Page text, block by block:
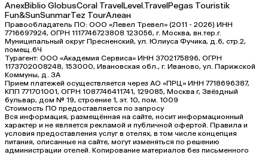
AnexBiblio GlobusCoral TravelLevel.TravelPegas Touristik
Fun&SunSunmarTez TourАлеан
Правообладатель ПО: ООО «Левел Тревел» (2011 - 2026) ИНН
7716697924, ОГРН 1117746723808 123056, г. Москва, вн.тер.г.
Муниципальный округ Пресненский, ул. Юлиуса Фучика, д.6, стр.2,
помещ.6Ч
Турагент: ООО «Академия Сервиса» ИНН 3702175896, ОГРН
1173702008248, 153000, Ивановская обл., г. Иваново, ул. Парижской
Коммуны, д. ЗА
Прием платежей осуществляется через АО «ПРЦ» ИНН 7718696387,
КПП 771701001, ОГРН 1087746411741, 129085, Москва г, Звёздный
бульвар, дом № 19, строение 1, эт. 10, пом. 1009
Стоимость ПО предоставляется по запросу
Вся информация, размещённая на сайте, носит информационный
характер и не является рекламой и публичной офертой. Правила и
условия предоставления услуг в отелях, в том числе концепция
питания, описанные на сайте, могут изменяться по решению
администрации отелей. Копирование материалов без письменного